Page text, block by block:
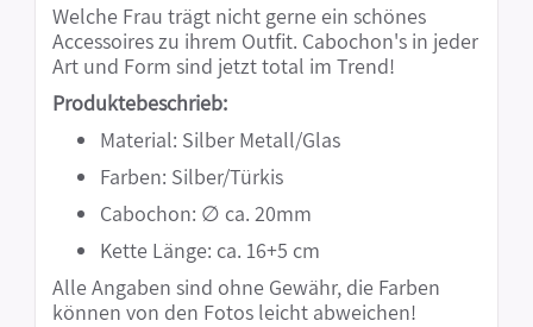
Welche Frau trägt nicht gerne ein schönes
Accessoires zu ihrem Outfit. Cabochon's in jeder
Art und Form sind jetzt total im Trend!
Produktebeschrieb:
Material: Silber Metall/Glas
Farben: Silber/Türkis
Cabochon: ∅ ca. 20mm
Kette Länge: ca. 16+5 cm
Alle Angaben sind ohne Gewähr, die Farben
können von den Fotos leicht abweichen!